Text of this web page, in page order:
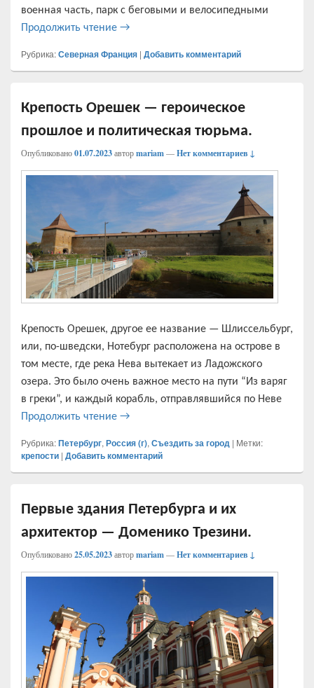
военная часть, парк с беговыми и велосипедными
Продолжить чтение Цитадель Лилля, история, что
→
Рубрика:Северная Франция | Добавить комментарий
Крепость Орешек — героическое
прошлое и политическая тюрьма.
Опубликовано01.07.2023авторmariam—Нет комментариев ↓
Крепость Орешек, другое ее название — Шлиссельбург,
или, по-шведски, Нотебург расположена на острове в
том месте, где река Нева вытекает из Ладожского
озера. Это было очень важное место на пути “Из варяг
в греки”, и каждый корабль, отправлявшийся по Неве
Продолжить чтение Крепость Орешек — героическое
→
Рубрика:Петербург, Россия (г), Съездить за город | Метки:
крепости | Добавить комментарий
Первые здания Петербурга и их
архитектор — Доменико Трезини.
Опубликовано25.05.2023авторmariam—Нет комментариев ↓